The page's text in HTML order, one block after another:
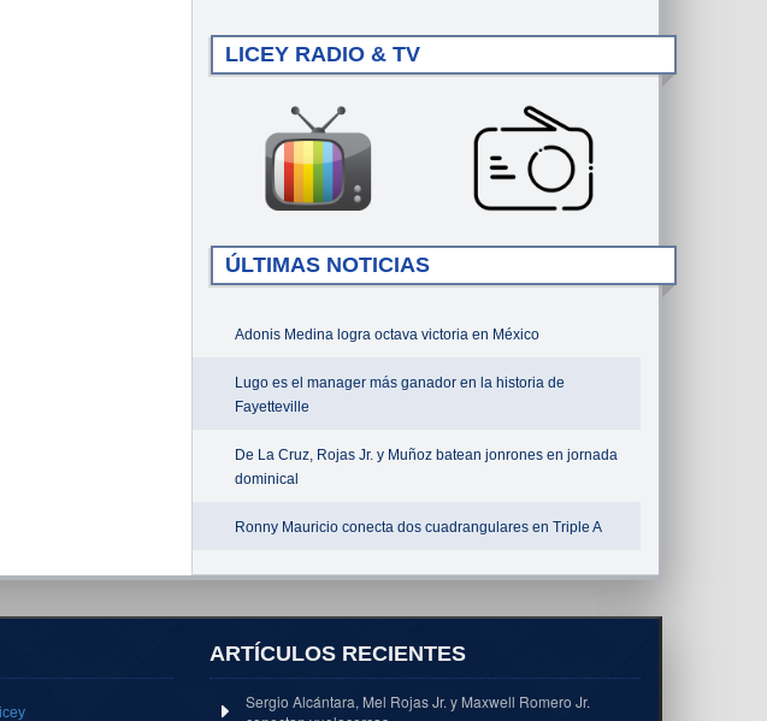
LICEY RADIO & TV
ÚLTIMAS NOTICIAS
Adonis Medina logra octava victoria en México
Lugo es el manager más ganador en la historia de
Fayetteville
De La Cruz, Rojas Jr. y Muñoz batean jonrones en jornada
dominical
Ronny Mauricio conecta dos cuadrangulares en Triple A
ARTÍCULOS RECIENTES
Sergio Alcántara, Mel Rojas Jr. y Maxwell Romero Jr.